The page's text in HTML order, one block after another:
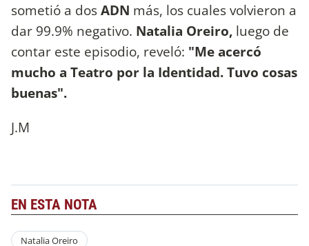
sometió a dosADN más, los cuales volvieron a
dar 99.9% negativo. Natalia Oreiro, luego de
contar este episodio, reveló: "Me acercó
mucho a Teatro por la Identidad. Tuvo cosas
buenas".
J.M
EN ESTA NOTA
Natalia Oreiro